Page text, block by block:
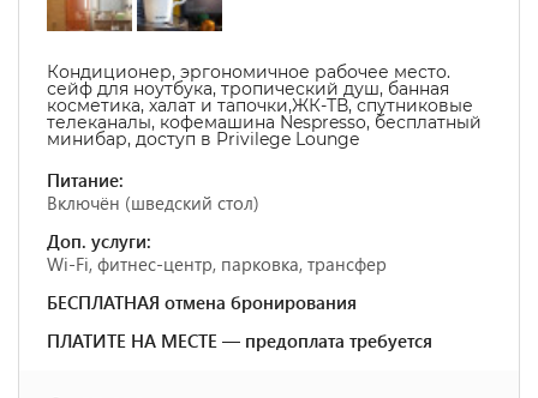
Кондиционер, эргономичное рабочее место.
сейф для ноутбука, тропический душ, банная
косметика, халат и тапочки,ЖК-ТВ, спутниковые
телеканалы, кофемашина Nespresso, бесплатный
минибар, доступ в Privilege Lounge
Питание:
Включён (шведский стол)
Доп. услуги:
Wi-Fi, фитнес-центр, парковка, трансфер
БЕСПЛАТНАЯ отмена бронирования
ПЛАТИТЕ НА МЕСТЕ — предоплата требуется